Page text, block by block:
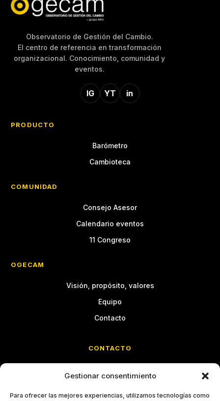
Gestionar consentimiento
Para ofrecer las mejores experiencias, utilizamos tecnologías como
Observatorio de Gestión del Cambio.
El centro de referencia en transformación
organizacional. Conocimiento, comunidad y
eventos.
IG YT in
PRODUCTO
Barómetro
Cambioteca
COMUNIDAD
Consejo Asesor
Calendario eventos
11 Congreso
OGECAM
Visión, propósito, valores
Equipo
Contacto
CONTACTO
Entreplanta C · Chamberí